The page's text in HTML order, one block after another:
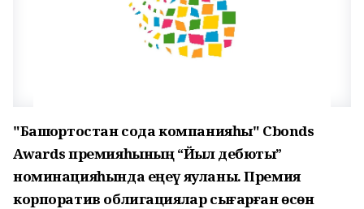
"Башҡортостан сода компанияһы" Cbonds
Awards премияһының “Йыл дебюты”
номинацияһында еңеү яуланы. Премия
корпоратив облигациялар сығарған өсөн